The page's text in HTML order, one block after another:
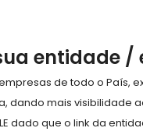
entidade /
de todo o País,
dando mais visibilidade
dado que o link da